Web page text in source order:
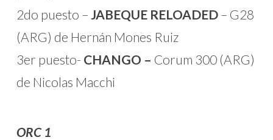
2do puesto – JABEQUE RELOADED– G28
(ARG) de Hernán Mones Ruiz
3er puesto- CHANGO – Corum 300 (ARG)
de Nicolas Macchi
ORC 1